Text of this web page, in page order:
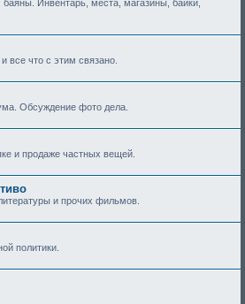
баяны. Инвентарь, места, магазины, байки,
все что с этим связано.
Обсуждение фото дела.
и продаже частных вещей.
и прочих фильмов.
политики.